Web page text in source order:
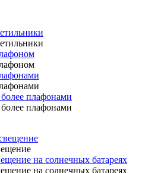
плафонами
плафонами
на солнечных батареях
на солнечных батареях